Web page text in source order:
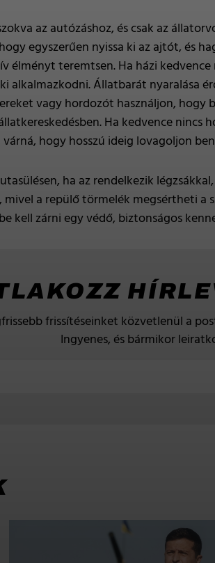
az autózáshoz, és csak az
egyszerűen nyissa ki az ajtót, és
élményt teremtsen. Ha házi
alkalmazkodni. Állatbarát nyaralása
vagy hordozót használjon, hogy
Ha kedvence nincs
hogy hosszú ideig lovagoljon
ha az rendelkezik
a repülő törmelék megsértheti
kell zárni egy védő, biztonságos
frissítéseinket közvetlenül a
Ingyenes, és bármikor